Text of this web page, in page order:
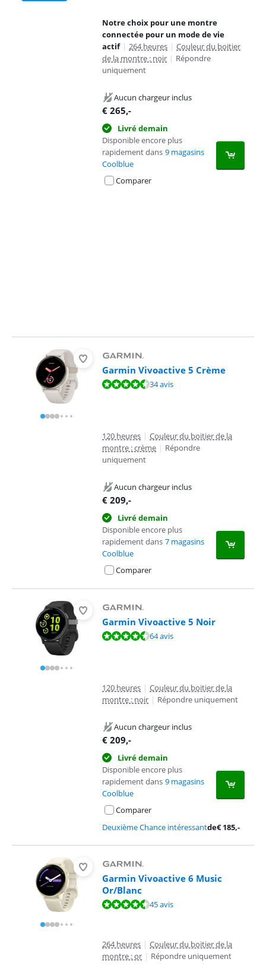
Notre choix pour une montre
connectée pour un mode de vie
actif | 264 heures | Couleur du boitier
de la montre : noir | Répondre
uniquement
Aucun chargeur inclus
€ 265,-
Livré demain
Disponible encore plus
rapidement dans 9 magasins
Coolblue
Comparer
Garmin Vivoactive 5 Crème
La note est de 9,0 sur 10, basée sur 34 avis.34 avis
120 heures | Couleur du boitier de la
montre : crème | Répondre
uniquement
Aucun chargeur inclus
€ 209,-
Livré demain
Disponible encore plus
rapidement dans 7 magasins
Coolblue
Comparer
Garmin Vivoactive 5 Noir
La note est de 8,8 sur 10, basée sur 64 avis.64 avis
120 heures | Couleur du boitier de la
montre : noir | Répondre uniquement
Aucun chargeur inclus
€ 209,-
Livré demain
Disponible encore plus
rapidement dans 9 magasins
Coolblue
Comparer
Deuxième Chance intéressantde€185,-
Garmin Vivoactive 6 Music
Or/Blanc
La note est de 8,7 sur 10, basée sur 45 avis.45 avis
264 heures | Couleur du boitier de la
montre : or | Répondre uniquement